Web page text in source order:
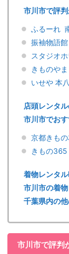
市川市で評
ふるーれ
振袖物語
スタジオ
きものや
いせや 本
店頭レンタ
市川市でお
京都きも
きもの365
着物レンタ
市川市の着
千葉県内の
市川市で評判